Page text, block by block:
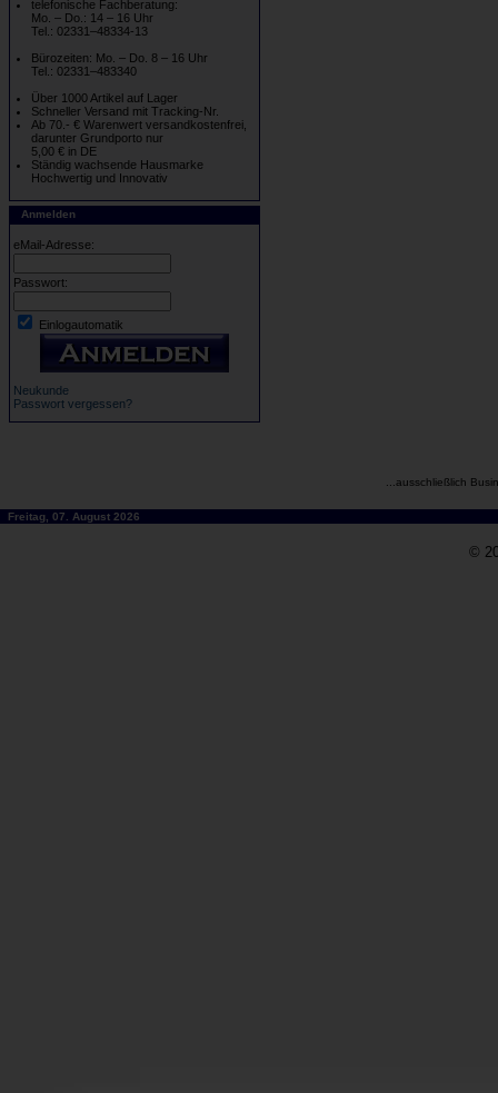
telefonische Fachberatung:
Mo. – Do.: 14 – 16 Uhr
Tel.: 02331–48334-13
Bürozeiten: Mo. – Do. 8 – 16 Uhr
Tel.: 02331–483340
Über 1000 Artikel auf Lager
Schneller Versand mit Tracking-Nr.
Ab 70.- € Warenwert versandkostenfrei,
darunter Grundporto nur
5,00 € in DE
Ständig wachsende Hausmarke
Hochwertig und Innovativ
Anmelden
eMail-Adresse:
Passwort:
Einlogautomatik
Neukunde
Passwort vergessen?
...ausschließlich
Freitag, 07. August 2026
©